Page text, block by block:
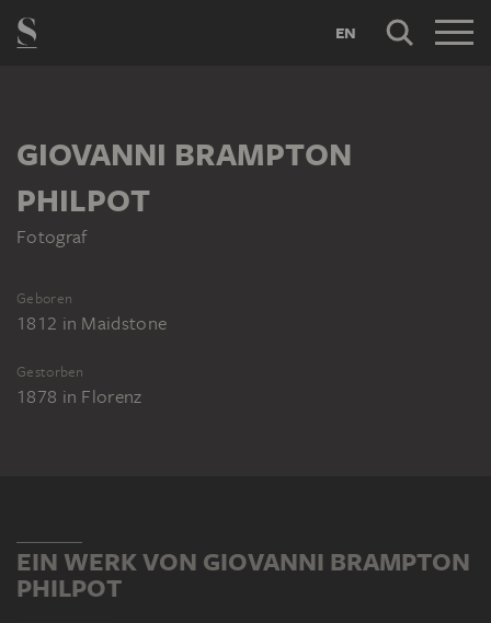
EN
GIOVANNI BRAMPTON
PHILPOT
Fotograf
Geboren
1812 in Maidstone
Gestorben
1878 in Florenz
EIN WERK VON GIOVANNI BRAMPTON
PHILPOT